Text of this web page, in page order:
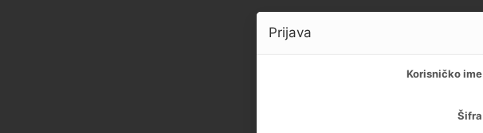
Prijava
Korisničko ime
Šifra